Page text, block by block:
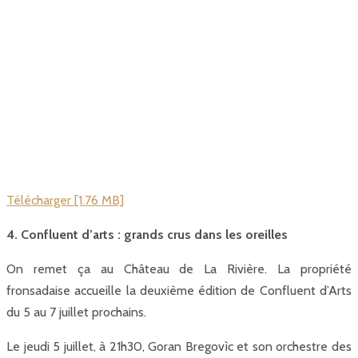
Télécharger [1.76 MB]
4. Confluent d’arts : grands crus dans les oreilles
On remet ça au Château de La Rivière. La propriété
fronsadaise accueille la deuxième édition de Confluent d’Arts
du 5 au 7 juillet prochains.
Le jeudi 5 juillet, à 21h30, Goran Bregovìc et son orchestre des